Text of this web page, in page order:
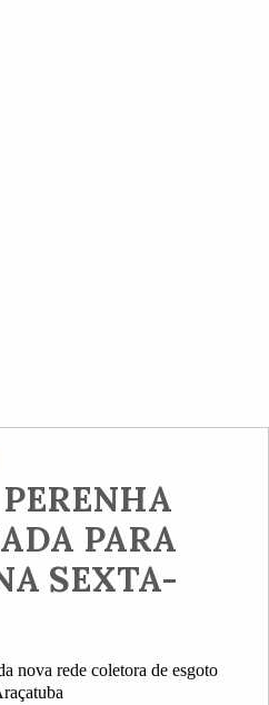
PARA
SEXTA-
nova rede coletora de esgoto